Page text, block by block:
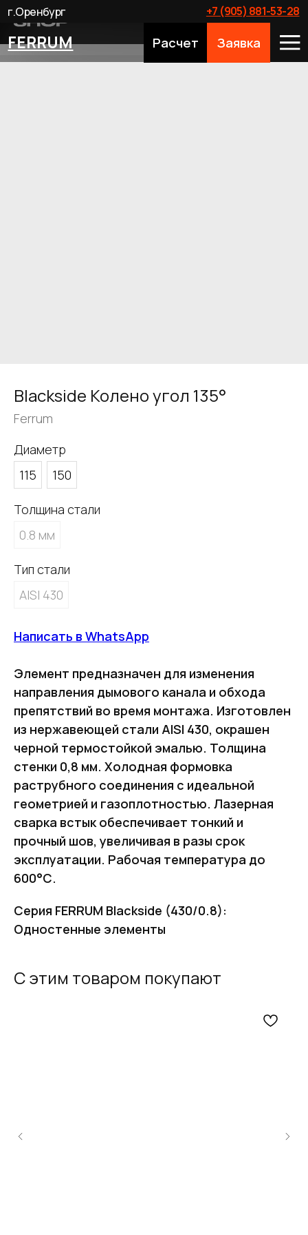
FERRUM Расчет Заявка
+7 (905) 881-53-28
г.Оренбург
Blackside Колено угол 135°
Ferrum
Диаметр
115
150
Толщина стали
0.8 мм
Тип стали
AISI 430
Написать в WhatsApp
Элемент предназначен для изменения
направления дымового канала и обхода
препятствий во время монтажа. Изготовлен
из нержавеющей стали AISI 430, окрашен
черной термостойкой эмалью. Толщина
стенки 0,8 мм. Холодная формовка
раструбного соединения с идеальной
геометрией и газоплотностью. Лазерная
сварка встык обеспечивает тонкий и
прочный шов, увеличивая в разы срок
эксплуатации. Рабочая температура до
600°С.
Серия FERRUM Blackside (430/0.8):
Одностенные элементы
С этим товаром покупают
расчет дымохода